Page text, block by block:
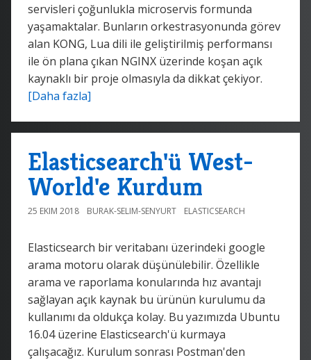
servisleri çoğunlukla microservis formunda
yaşamaktalar. Bunların orkestrasyonunda görev
alan KONG, Lua dili ile geliştirilmiş performansı
ile ön plana çıkan NGINX üzerinde koşan açık
kaynaklı bir proje olmasıyla da dikkat çekiyor.
[Daha fazla]
Elasticsearch'ü West-
World'e Kurdum
25 EKIM 2018 BURAK-SELIM-SENYURT ELASTICSEARCH
Elasticsearch bir veritabanı üzerindeki google
arama motoru olarak düşünülebilir. Özellikle
arama ve raporlama konularında hız avantajı
sağlayan açık kaynak bu ürünün kurulumu da
kullanımı da oldukça kolay. Bu yazımızda Ubuntu
16.04 üzerine Elasticsearch'ü kurmaya
çalışacağız. Kurulum sonrası Postman'den